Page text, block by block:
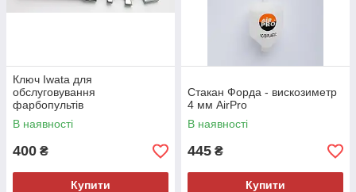
Ключ Iwata для
обслуговування
фарбопультів
В наявності
400 ₴
Купити
Стакан Форда - вискозиметр
4 мм AirPro
В наявності
445 ₴
Купити